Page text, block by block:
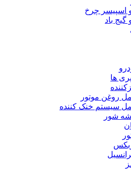
اسپیسر چرخ
باد
ها
روغن موتور
سیستم خنک کننده
شور